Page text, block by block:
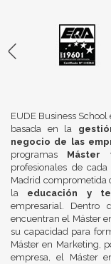
EUDE Business
basada en la
negocio de las
programas Máster
profesionales de
Madrid comprometida
la educación y
empresarial. Dentro
encuentran el Máster
su capacidad para
Máster en Marketing,
empresa, el Máster